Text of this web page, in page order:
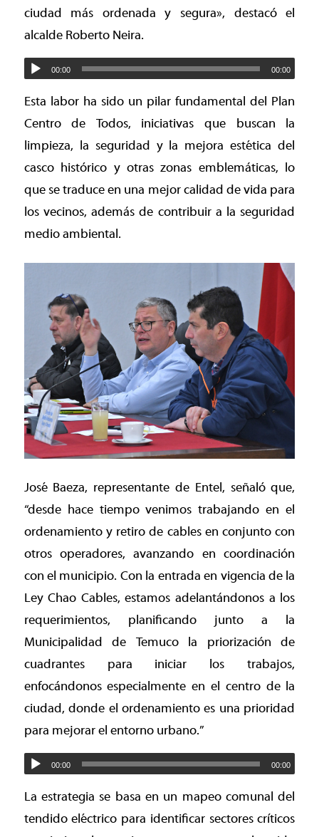
ciudad más ordenada y segura», destacó el
alcalde Roberto Neira.
00:00 00:00
Esta labor ha sido un pilar fundamental del Plan
Centro de Todos, iniciativas que buscan la
limpieza, la seguridad y la mejora estética del
casco histórico y otras zonas emblemáticas, lo
que se traduce en una mejor calidad de vida para
los vecinos, además de contribuir a la seguridad
medio ambiental.
José Baeza, representante de Entel, señaló que,
“desde hace tiempo venimos trabajando en el
ordenamiento y retiro de cables en conjunto con
otros operadores, avanzando en coordinación
con el municipio. Con la entrada en vigencia de la
Ley Chao Cables, estamos adelantándonos a los
requerimientos, planificando junto a la
Municipalidad de Temuco la priorización de
cuadrantes para iniciar los trabajos,
enfocándonos especialmente en el centro de la
ciudad, donde el ordenamiento es una prioridad
para mejorar el entorno urbano.”
00:00 00:00
La estrategia se basa en un mapeo comunal del
tendido eléctrico para identificar sectores críticos